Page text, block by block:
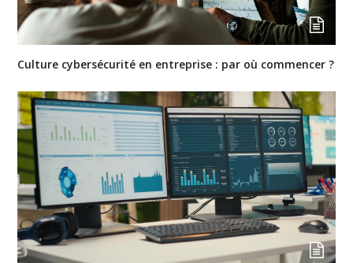
Culture cybersécurité en entreprise : par où commencer ?